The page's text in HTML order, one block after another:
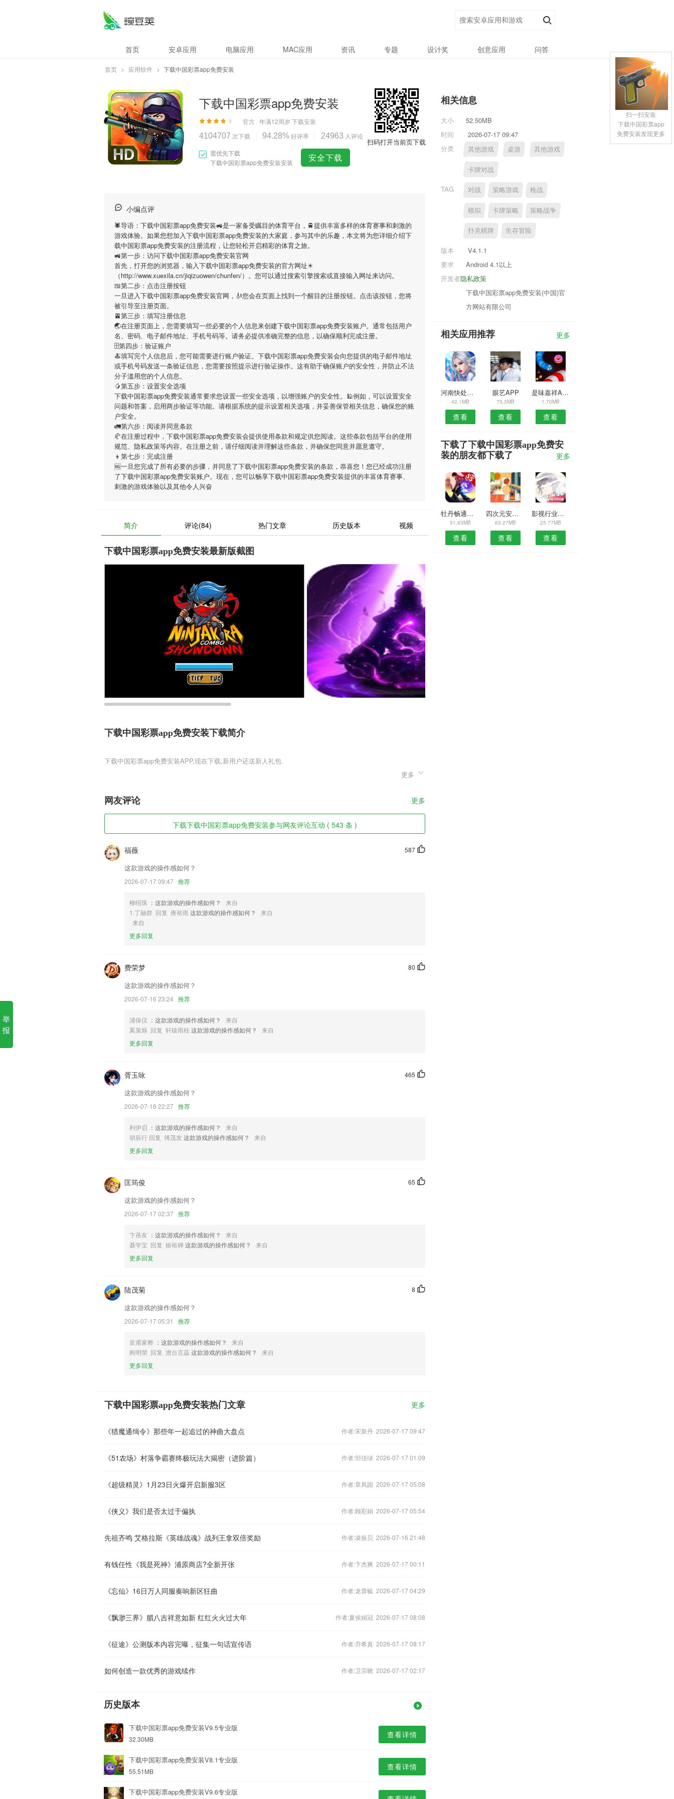
首页 安卓应用 电脑应用 MAC应用 资讯 专题 设计奖 创意应用 问答
首页 > 应用软件 > 下载中国彩票app免费安装
下载中国彩票app免费安装
官方 年满12周岁 下载安装
4104707 次下载 94.28%好评率 24963 人评论
需优先下载
下载中国彩票app免费安装安装
安全下载
扫码打开当前页下载
小编点评
🕷导语： 下载中国彩票app免费安装🚜是一家备受瞩目的体育平台，🚆提供丰富多样的体育赛事和刺激的
游戏体验。如果您想加入下载中国彩票app免费安装的大家庭，参与其中的乐趣，本文将为您详细介绍下
载中国彩票app免费安装的注册流程，让您轻松开启精彩的体育之旅。
🚜第一步：访问下载中国彩票app免费安装官网
首先，打开您的浏览器，输入下载中国彩票app免费安装的官方网址☀
（http://www.xuexila.cn/jiqizuowen/chunfen/）。您可以通过搜索引擎搜索或直接输入网址来访问。
🍱第二步：点击注册按钮
一旦进入下载中国彩票app免费安装官网，🎻您会在页面上找到一个醒目的注册按钮。点击该按钮，您将
被引导至注册页面。
🚈第三步：填写注册信息
🌏在注册页面上，您需要填写一些必要的个人信息来创建下载中国彩票app免费安装账户。通常包括用户
名、密码、电子邮件地址、手机号码等。请务必提供准确完整的信息，以确保顺利完成注册。
🗄第四步：验证账户
🍝填写完个人信息后，您可能需要进行账户验证。 下载中国彩票app免费安装会向您提供的电子邮件地址
或手机号码发送一条验证信息，您需要按照提示进行验证操作。这有助于确保账户的安全性，并防止不法
分子滥用您的个人信息。
🥭第五步：设置安全选项
下载中国彩票app免费安装通常要求您设置一些安全选项，以增强账户的安全性。🕌例如，可以设置安全
问题和答案，启用两步验证等功能。请根据系统的提示设置相关选项，并妥善保管相关信息，确保您的账
户安全。
🚛第六步：阅读并同意条款
🥐在注册过程中， 下载中国彩票app免费安装会提供使用条款和规定供您阅读。这些条款包括平台的使用
规范、隐私政策等内容。在注册之前，请仔细阅读并理解这些条款，并确保您同意并愿意遵守。
👦第七步：完成注册
🆖一旦您完成了所有必要的步骤，并同意了下载中国彩票app免费安装的条款，恭喜您！您已经成功注册
了下载中国彩票app免费安装账户。现在，您可以畅享下载中国彩票app免费安装提供的丰富体育赛事、
刺激的游戏体验以及其他令人兴奋
简介 评论(84) 热门文章 历史版本 视频
下载中国彩票app免费安装最新版截图
下载中国彩票app免费安装下载简介
下载中国彩票app免费安装
下载中国彩票app免费安装是一款非常真实的fps射击游戏，在这款游戏中玩家可以参与多种游戏模式，拯救人
力，用你精湛的枪法打出精彩的操作，喜欢这款游戏的玩家赶快来下载试试吧。
1,内存专清释放各种类型的手机中的问题，直接就可以完成各种类型的内存加速的功能。
2,通过科学的耗电计算，预估剩余电量在通话、4G上网、拍照、听音乐、看视频、玩游戏等方面的可用时间，让
你及时留意，避免手机没电的尴尬
3,【找书方便】搜索找书分秒精确匹配，排行榜找书紧追热门小说，分类找书直达心中所爱
4,幸运星描红，让孩子喜欢上写字的感觉；
5,有什么优惠信息可以第一时间了解，让你的本地生活更加的便利，随时可以手机在线查看。
6,智能学习:发现弱点,透过智能推送个人化练习,针对性清除弱点,巩固已学知识点
下载中国彩票app免费安装软件优势
2.让宝宝学习了26个英文字母
3.还有不同的题库可以练习，以充分掌握更丰富的知识，并立即打开学习模式。
6.错题精准解析，建立个人专属题库
将百度地图作为默认地图
以上就是BOB体育全站APP下载的介绍，如果您喜欢这款软件，您可以到应用商店进行打分评论，说出您的使用
经历，以帮助我们更好的对产品进行优化修改。
新鲜短视频看不停
优化了软件的部分功能
字体设置；
联系我们
使用经历，以帮助我们更好的对产品进行优化修改。
更多
网友评论 更多
下载下载中国彩票app免费安装参与网友评论互动 ( 543 条 )
587
福薇
这款游戏的操作感如何？
2026-07-17 09:47 推荐
柳绍珠 ：这款游戏的操作感如何？
来自
1.丁融群 回复 雍裕雨 这款游戏的操作感如何？
来自
来自
更多回复
80
费荣梦
这款游戏的操作感如何？
2026-07-16 23:24 推荐
浦保仪 ：这款游戏的操作感如何？
来自
奚策烁 回复 轩辕雨桂这款游戏的操作感如何？
来自
更多回复
465
胥玉咏
这款游戏的操作感如何？
2026-07-16 22:27 推荐
利伊启 ：这款游戏的操作感如何？
来自
胡辰行 回复 傅茂发 这款游戏的操作感如何？
来自
更多回复
65
匡筠俊
这款游戏的操作感如何？
2026-07-17 02:37 推荐
卞蓓友 ：这款游戏的操作感如何？
来自
聂学宝 回复 姬裕婵 这款游戏的操作感如何？
来自
更多回复
8
陆茂菊
这款游戏的操作感如何？
2026-07-17 05:31 推荐
皇甫家桦 ：这款游戏的操作感如何？
来自
阎明荣 回复 澹台言蕊这款游戏的操作感如何？
来自
更多回复
下载中国彩票app免费安装热门文章 更多
《猎魔通缉令》那些年一起追过的神曲大盘点 作者:宋新丹 2026-07-17 09:47
《51农场》村落争霸赛终极玩法大揭密（进阶篇） 作者:邹佳绿 2026-07-17 01:09
《超级精灵》1月23日火爆开启新服3区 作者:章凤园 2026-07-17 05:08
《侠义》我们是否太过于偏执 作者:顾彩娟 2026-07-17 05:54
先祖齐鸣 艾格拉斯《英雄战魂》战列王拿双倍奖励 作者:凌振贝 2026-07-16 21:48
有钱任性《我是死神》浦原商店?全新开张 作者:卞杰爽 2026-07-17 00:11
《忘仙》16日万人同服奏响新区狂曲 作者:龙蓉毓 2026-07-17 04:29
《飘渺三界》腊八吉祥意如新 红红火火过大年 作者:夏侯娟冠 2026-07-17 08:08
《征途》公测版本内容完曝，征集一句话宣传语 作者:乔希真 2026-07-17 08:17
如何创造一款优秀的游戏续作 作者:卫宗晓 2026-07-17 02:17
历史版本
下载中国彩票app免费安装V9.5专业版
32.30MB 查看详情
下载中国彩票app免费安装V8.1专业版
55.51MB 查看详情
下载中国彩票app免费安装V9.6专业版
相关信息
大小
52.50MB
时间
2026-07-17 09:47
分类
其他游戏 桌游 其他游戏
卡牌对战
TAG 对战 策略游戏 枪战
模拟 卡牌策略 策略战争
扑克棋牌 生存冒险
版本
V4.1.1
要求
Android 4.1以上
隐私政策
开发者
下载中国彩票app免费安装(中国)官
方网站有限公司
相关应用推荐 更多
河南快处快赔软件
42.1MB
查看
眼艺APP
73.3MB
查看
是味嘉祥APP
1.70MB
查看
下载了下载中国彩票app免费安
装的朋友都下载了
更多
牡丹畅通卡安卓版
51.83MB
查看
四次元安卓版
63.27MB
查看
影视行业平台APP
25.77MB
查看
扫一扫安装
下载中国彩票app
免费安装发现更多
举
报